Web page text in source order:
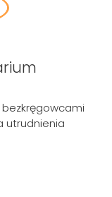
utrudnienia